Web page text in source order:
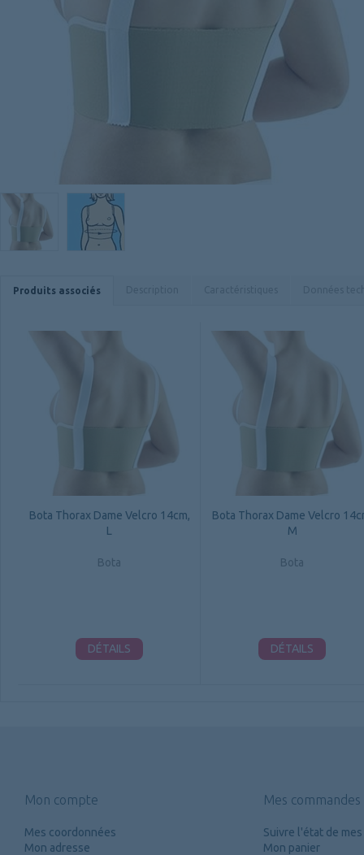
Produits associés
Bota Thorax Dame Velcro 14cm,
L
Bota
DÉTAILS
Bota Thorax Dame Velcro
M
Bota
DÉTAILS
Mon compte
Mes coordonnées
Mon adresse
Mes commandes
Suivre l'état de
Mon panier